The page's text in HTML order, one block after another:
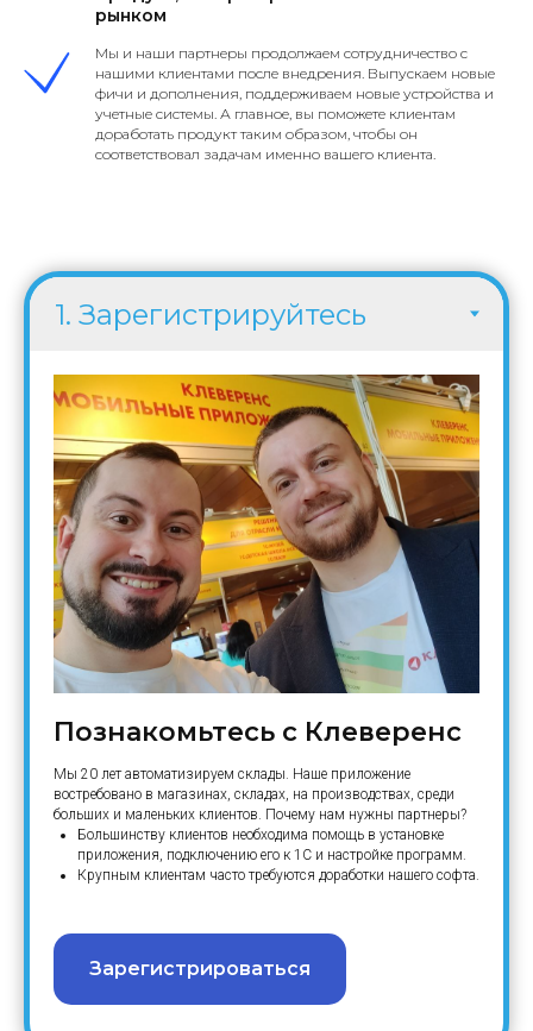
рынком
Мы и наши партнеры продолжаем сотрудничество с
нашими клиентами после внедрения. Выпускаем новые
фичи и дополнения, поддерживаем новые устройства и
учетные системы. А главное, вы поможете клиентам
доработать продукт таким образом, чтобы он
соответствовал задачам именно вашего клиента.
Познакомьтесь с Клеверенс
Мы 20 лет автоматизируем склады. Наше приложение
востребовано в магазинах, складах, на производствах, среди
больших и маленьких клиентов. Почему нам нужны партнеры?
Большинству клиентов необходима помощь в установке
приложения, подключению его к 1С и настройке программ.
Крупным клиентам часто требуются доработки нашего софта.
Зарегистрироваться